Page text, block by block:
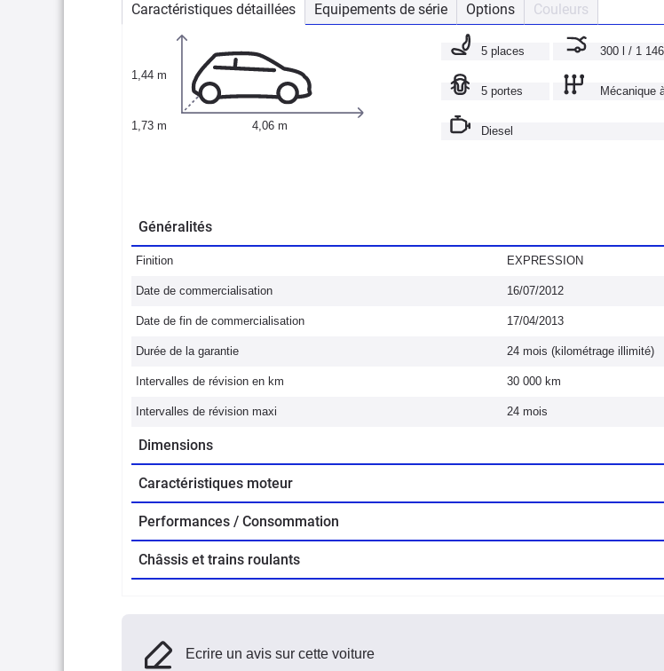
Caractéristiques détaillées Equipements de série Options Couleurs
1,44 m
1,73 m 4,06 m
5 places 300 l / 1 146 l
5 portes Mécanique
Diesel
Généralités
Finition EXPRESSION
Date de commercialisation 16/07/2012
Date de fin de commercialisation 17/04/2013
Durée de la garantie 24 mois (kilométrage illimité)
Intervalles de révision en km 30 000 km
Intervalles de révision maxi 24 mois
Dimensions
Caractéristiques moteur
Performances / Consommation
Châssis et trains roulants
Ecrire un avis sur cette voiture